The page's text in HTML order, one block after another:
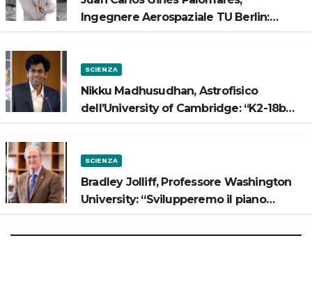
Ingegnere Aerospaziale TU Berlin:
SCIENZA
Nikku Madhusudhan, Astrofisico
dell’University of Cambridge: “K2-18b
SCIENZA
Bradley Jolliff, Professore Washington
University: “Svilupperemo il piano